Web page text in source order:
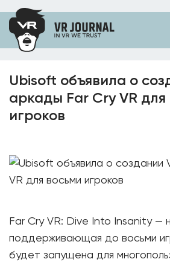
Ubisoft объявила о
аркады Far Cry VR для
игроков
Far Cry VR: Dive Into Insanity —
поддерживающая до восьми
будет запущена для